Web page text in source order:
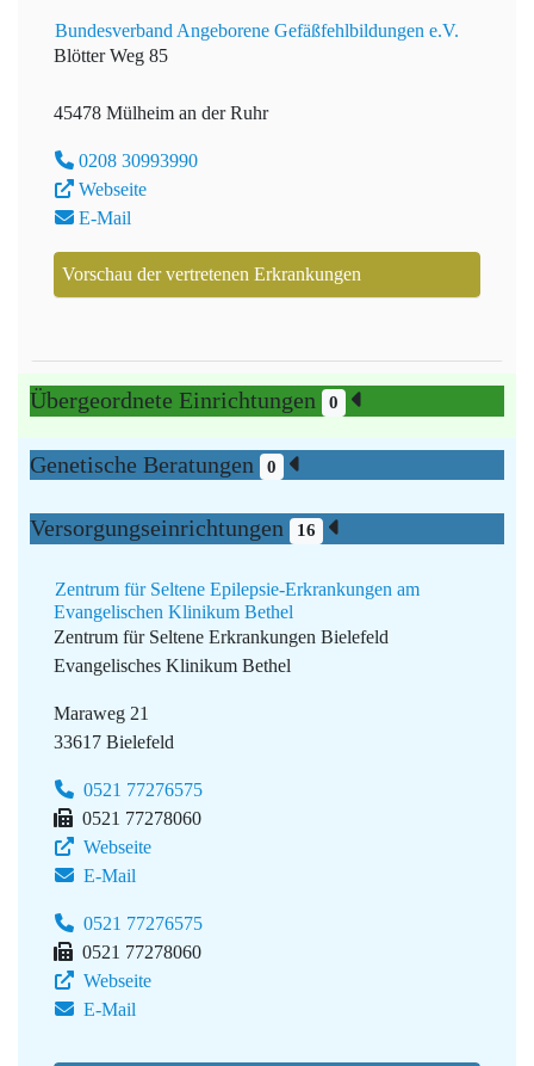
Bundesverband Angeborene Gefäßfehlbildungen e.V.
Blötter Weg 85
45478 Mülheim an der Ruhr
0208 30993990
Webseite
E-Mail
Vorschau der vertretenen Erkrankungen
Übergeordnete Einrichtungen 0
Genetische Beratungen 0
Versorgungseinrichtungen 16
Zentrum für Seltene Epilepsie-Erkrankungen am
Evangelischen Klinikum Bethel
Zentrum für Seltene Erkrankungen Bielefeld
Evangelisches Klinikum Bethel
Maraweg 21
33617 Bielefeld
0521 77276575
0521 77278060
Webseite
E-Mail
0521 77276575
0521 77278060
Webseite
E-Mail